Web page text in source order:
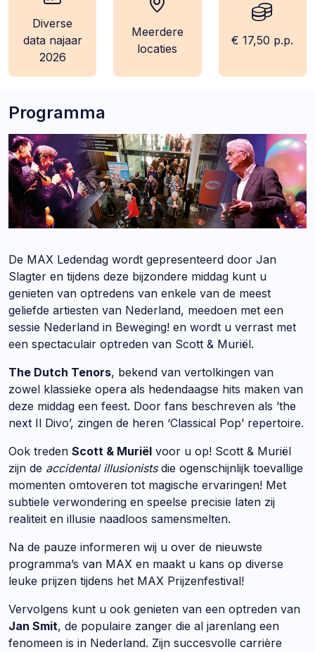
wanneer:
Diverse
data najaar
2026
locatie:
Meerdere
locaties
kosten:
€ 17,50 p.p.
Programma
De MAX Ledendag wordt gepresenteerd door Jan
Slagter en tijdens deze bijzondere middag kunt u
genieten van optredens van enkele van de meest
geliefde artiesten van Nederland, meedoen met een
sessie Nederland in Beweging! en wordt u verrast met
een spectaculair optreden van Scott & Muriël.
The Dutch Tenors, bekend van vertolkingen van
zowel klassieke opera als hedendaagse hits maken van
deze middag een feest. Door fans beschreven als ’the
next Il Divo’, zingen de heren ‘Classical Pop’ repertoire.
Ook treden Scott & Muriël voor u op! Scott & Muriël
zijn de accidental illusionistsdie ogenschijnlijk toevallige
momenten omtoveren tot magische ervaringen! Met
subtiele verwondering en speelse precisie laten zij
realiteit en illusie naadloos samensmelten.
Na de pauze informeren wij u over de nieuwste
programma’s van MAX en maakt u kans op diverse
leuke prijzen tijdens het MAX Prijzenfestival!
Vervolgens kunt u ook genieten van een optreden van
Jan Smit, de populaire zanger die al jarenlang een
fenomeen is in Nederland. Zijn succesvolle carrière